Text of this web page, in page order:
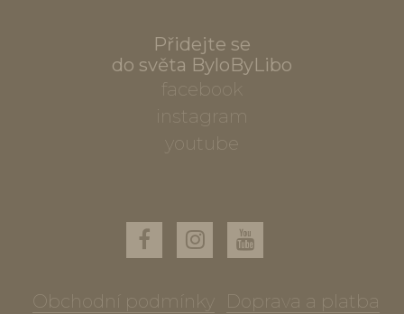
Přidejte se
do světa ByloByLibo
facebook
instagram
youtube
Obchodní podmínky Doprava a platba